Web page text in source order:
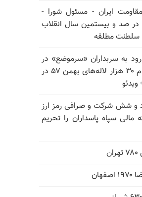
ایران - مسئول شورا -
۳۰ تیر در صد و بیستمین سال انقلاب
سلطنت مطلقه
درود به سربداران «سرموضع» در
سالگرد قتل‌عام ۳۰ هزار لاله‌های بهمن ۵۷ در
و شش شرکت و صرافی رمز ارز
مالی سپاه پاسداران را تحریم